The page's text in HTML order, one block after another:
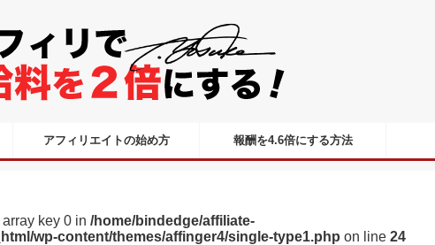
アフィリエイトの始め方 報酬を4.6倍にする方法
key 0 in /home/bindedge/affiliate-
wp-content/themes/affinger4/single-type1.php on line 24